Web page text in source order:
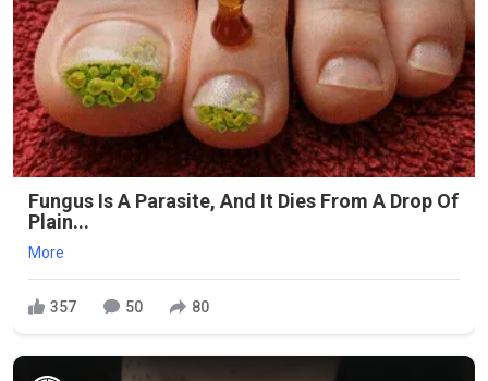
Fungus Is A Parasite, And It Dies From A Drop Of
Plain...
More
357 50 80